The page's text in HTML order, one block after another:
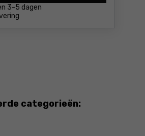
3-5 dagen
categorieën: